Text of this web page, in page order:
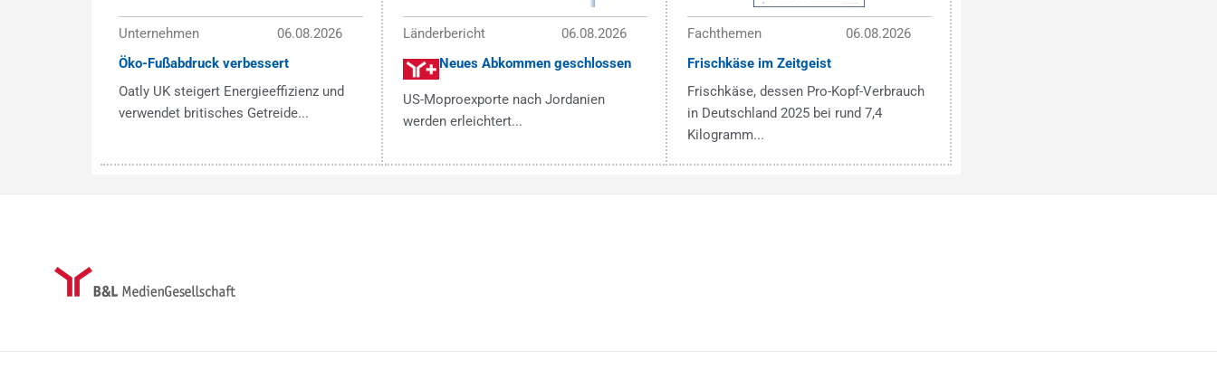
Unternehmen
06.08.2026
Öko-Fußabdruck verbessert
Oatly UK steigert Energieeffizienz und
verwendet britisches Getreide...
Länderbericht
06.08.2026
Neues Abkommen geschlossen
US-Moproexporte nach Jordanien
werden erleichtert...
Fachthemen
06.08.2026
Frischkäse im Zeitgeist
Frischkäse, dessen Pro-Kopf-Verbrauch
in Deutschland 2025 bei rund 7,4
Kilogramm...